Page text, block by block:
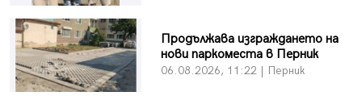
Продължава изграждането на
нови паркоместа в Перник
06.08.2026, 11:22 | Перник